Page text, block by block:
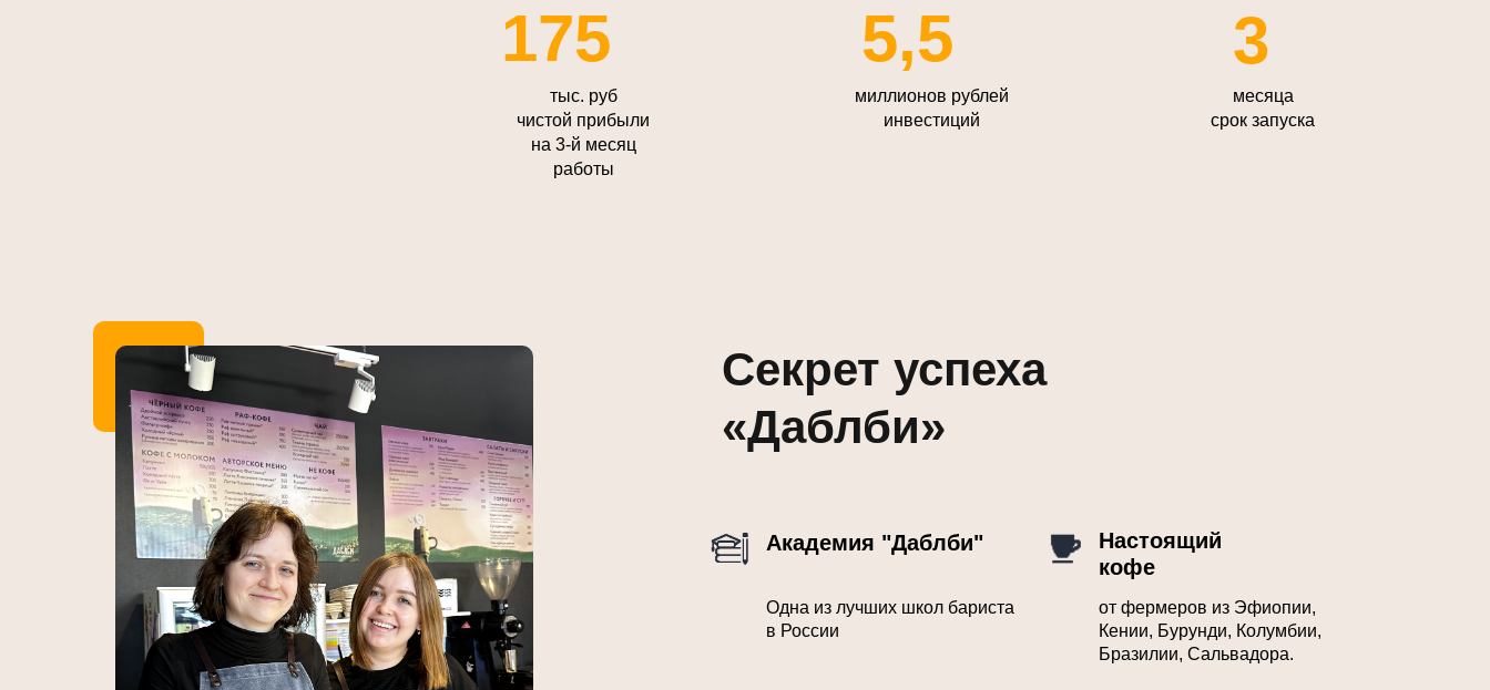
175
тыс. руб
чистой прибыли
на 3-й месяц
работы
5,5
миллионов рублей
инвестиций
3
месяца
срок запуска
Секрет успеха
«Даблби»
Настоящий
кофе
Академия "Даблби"
Одна из лучших школ бариста
в России
от фермеров из Эфиопии,
Кении, Бурунди, Колумбии,
Бразилии, Сальвадора.